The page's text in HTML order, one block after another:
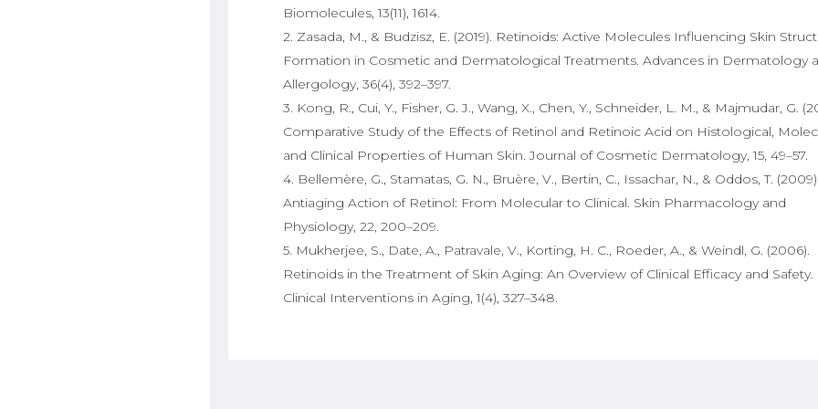
Biomolecules, 13(11), 1614.
2. Zasada, M., & Budzisz, E. (2019). Retinoids: Active Molecules Influencing Skin
Formation in Cosmetic and Dermatological Treatments. Advances in Dermatology
Allergology, 36(4), 392–397.
3. Kong, R., Cui, Y., Fisher, G. J., Wang, X., Chen, Y., Schneider, L. M., & Majmudar, G.
Comparative Study of the Effects of Retinol and Retinoic Acid on Histological,
and Clinical Properties of Human Skin. Journal of Cosmetic Dermatology, 15, 49–57.
4. Bellemère, G., Stamatas, G. N., Bruère, V., Bertin, C., Issachar, N., & Oddos, T. (2009).
Antiaging Action of Retinol: From Molecular to Clinical. Skin Pharmacology and
Physiology, 22, 200–209.
5. Mukherjee, S., Date, A., Patravale, V., Korting, H. C., Roeder, A., & Weindl, G. (2006).
Retinoids in the Treatment of Skin Aging: An Overview of Clinical Efficacy and Safety.
Clinical Interventions in Aging, 1(4), 327–348.